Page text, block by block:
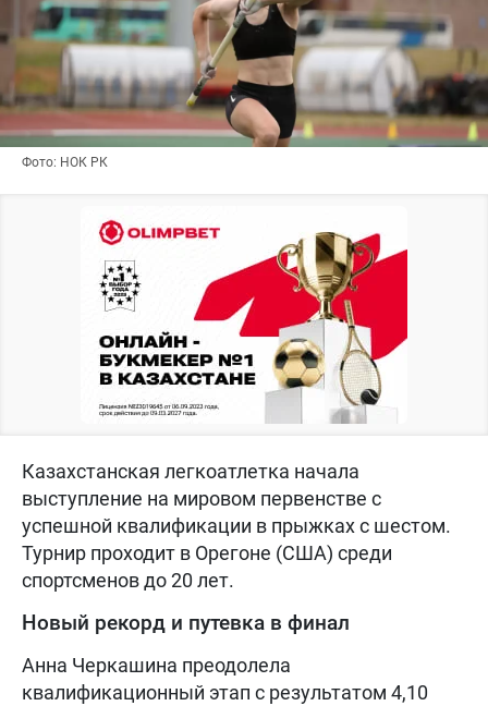
Фото: НОК РК
Казахстанская легкоатлетка начала
выступление на мировом первенстве с
успешной квалификации в прыжках с шестом.
Турнир проходит в Орегоне (США) среди
спортсменов до 20 лет.
Новый рекорд и путевка в финал
Анна Черкашина преодолела
квалификационный этап с результатом 4,10